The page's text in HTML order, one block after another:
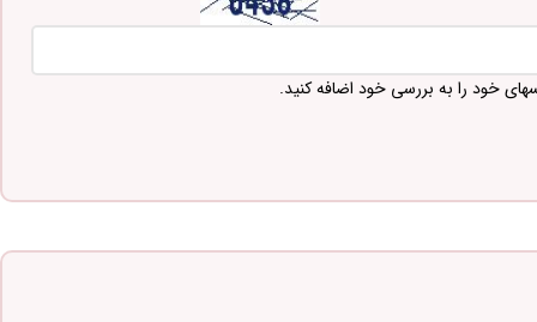
خود را به بررسی خود اضافه کنید.